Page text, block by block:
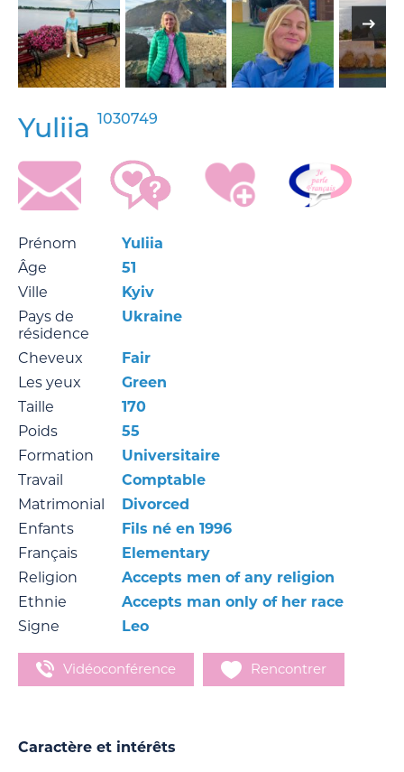
Yuliia 1030749
Prénom
Yuliia
Âge
51
Ville
Kyiv
Pays de
résidence
Ukraine
Cheveux
Fair
Les yeux
Green
Taille
170
Poids
55
Formation
Universitaire
Travail
Comptable
Matrimonial
Divorced
Enfants
Fils né en 1996
Français
Elementary
Religion
Accepts men of any religion
Ethnie
Accepts man only of her race
Signe
Leo
Vidéoconférence Rencontrer
Caractère et intérêts